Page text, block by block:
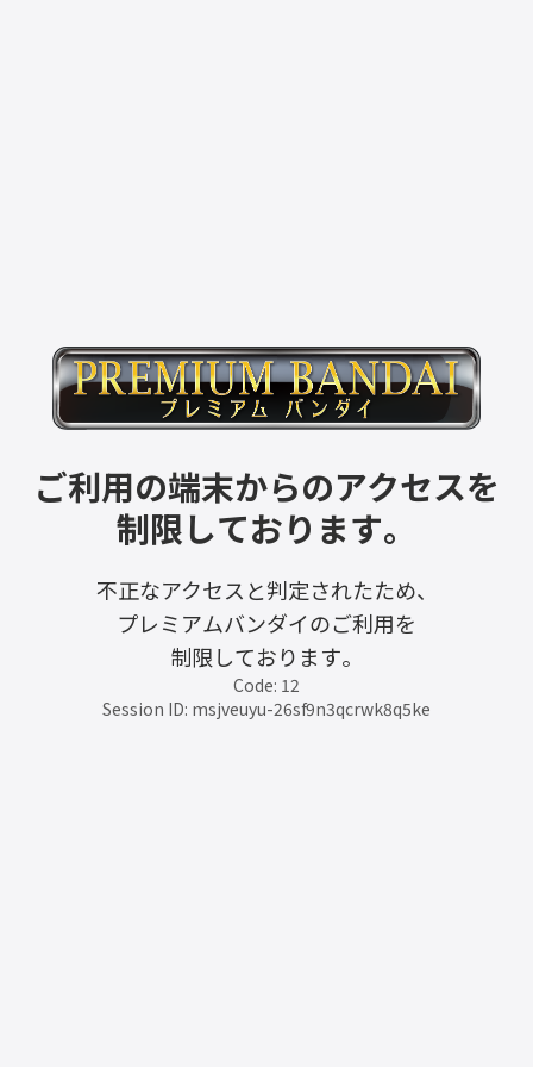
ご利用の端末からのアクセスを
制限しております。
不正なアクセスと判定されたため、
プレミアムバンダイのご利用を
制限しております。
Code: 12
Session ID: msjveuyu-26sf9n3qcrwk8q5ke